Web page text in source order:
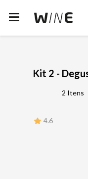
Kit 2 -
2 Itens
4.6